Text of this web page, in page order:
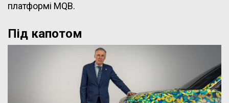
платформі MQB.
Під капотом